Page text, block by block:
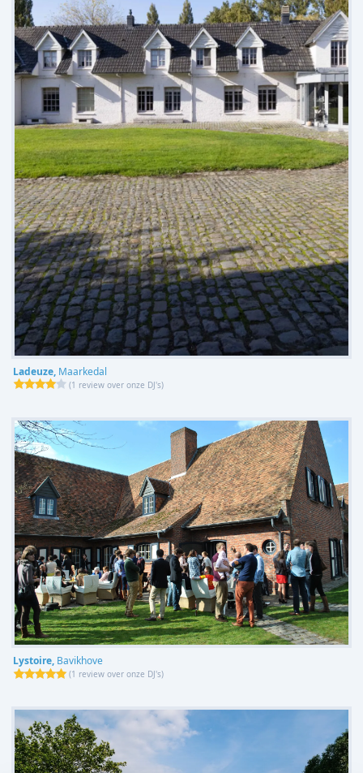
Ladeuze, Maarkedal
(1 review over onze DJ's)
Lystoire, Bavikhove
(1 review over onze DJ's)